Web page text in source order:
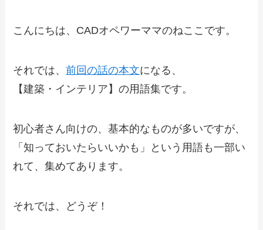
こんにちは、CADオペワーママのねここです。
それでは、前回の話の本文になる、
【建築・インテリア】の用語集です。
初心者さん向けの、基本的なものが多いですが、
「知っておいたらいいかも」という用語も一部い
れて、集めてあります。
それでは、どうぞ！